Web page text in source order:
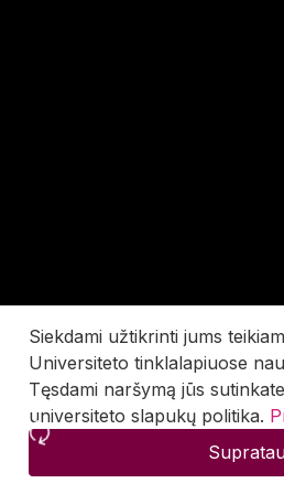
Siekdami užtikrinti jums
Universiteto tinklalapiuose
Tęsdami naršymą jūs
universiteto slapukų politika.